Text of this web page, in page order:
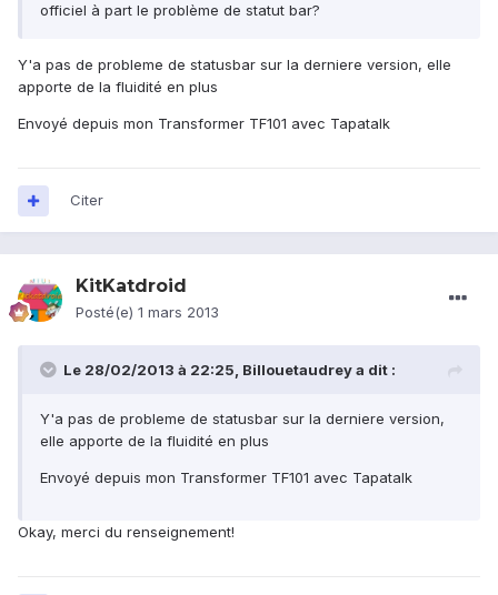
officiel à part le problème de statut bar?
Y'a pas de probleme de statusbar sur la derniere version, elle
apporte de la fluidité en plus
Envoyé depuis mon Transformer TF101 avec Tapatalk
Citer
KitKatdroid
Posté(e) 1 mars 2013
Le 28/02/2013 à 22:25, Billouetaudrey a dit :
Y'a pas de probleme de statusbar sur la derniere version,
elle apporte de la fluidité en plus
Envoyé depuis mon Transformer TF101 avec Tapatalk
Okay, merci du renseignement!